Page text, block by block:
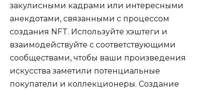
закулисными кадрами или интересными
анекдотами, связанными с процессом
создания NFT. Используйте хэштеги и
взаимодействуйте с соответствующими
сообществами, чтобы ваши произведения
искусства заметили потенциальные
покупатели и коллекционеры. Создание